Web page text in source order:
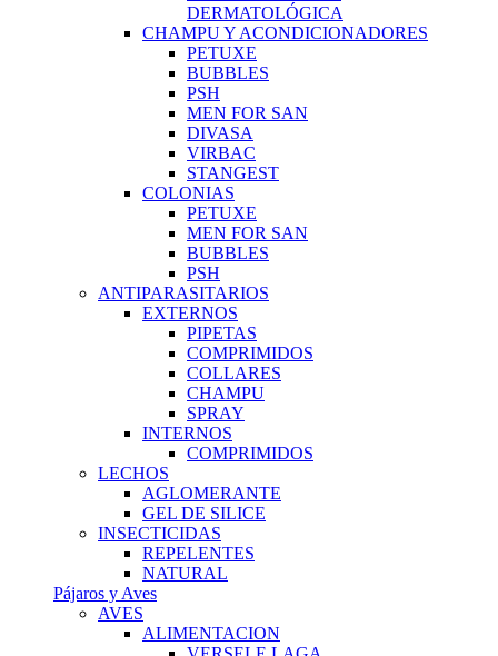
DERMATOLÓGICA
CHAMPU Y ACONDICIONADORES
PETUXE
BUBBLES
PSH
MEN FOR SAN
DIVASA
VIRBAC
STANGEST
COLONIAS
PETUXE
MEN FOR SAN
BUBBLES
PSH
ANTIPARASITARIOS
EXTERNOS
PIPETAS
COMPRIMIDOS
COLLARES
CHAMPU
SPRAY
INTERNOS
COMPRIMIDOS
LECHOS
AGLOMERANTE
GEL DE SILICE
INSECTICIDAS
REPELENTES
NATURAL
Pájaros y Aves
AVES
ALIMENTACION